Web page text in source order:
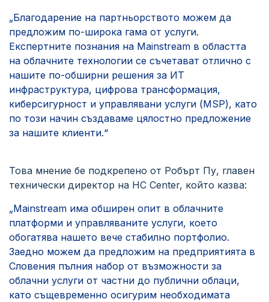
„Благодарение на партньорството можем да
предложим по-широка гама от услуги.
Експертните познания на Mainstream в областта
на облачните технологии се съчетават отлично с
нашите по-обширни решения за ИТ
инфраструктура, цифрова трансформация,
киберсигурност и управлявани услуги (MSP), като
по този начин създаваме цялостно предложение
за нашите клиенти.“
Това мнение бе подкрепено от Робърт Пу, главен
технически директор на HC Center, който казва:
„Mainstream има обширен опит в облачните
платформи и управляваните услуги, което
обогатява нашето вече стабилно портфолио.
Заедно можем да предложим на предприятията в
Словения пълния набор от възможности за
облачни услуги от частни до публични облаци,
като същевременно осигурим необходимата